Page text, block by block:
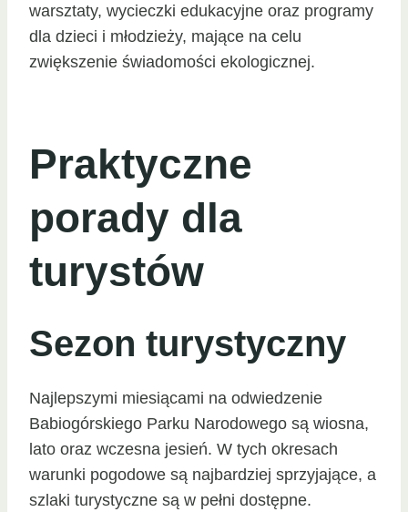
warsztaty, wycieczki edukacyjne oraz programy
dla dzieci i młodzieży, mające na celu
zwiększenie świadomości ekologicznej.
Praktyczne
porady dla
turystów
Sezon turystyczny
Najlepszymi miesiącami na odwiedzenie
Babiogórskiego Parku Narodowego są wiosna,
lato oraz wczesna jesień. W tych okresach
warunki pogodowe są najbardziej sprzyjające, a
szlaki turystyczne są w pełni dostępne.